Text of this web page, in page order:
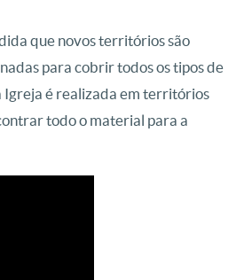
que novos territórios são
para cobrir todos os tipos de
Igreja é realizada em territórios
todo o material para a